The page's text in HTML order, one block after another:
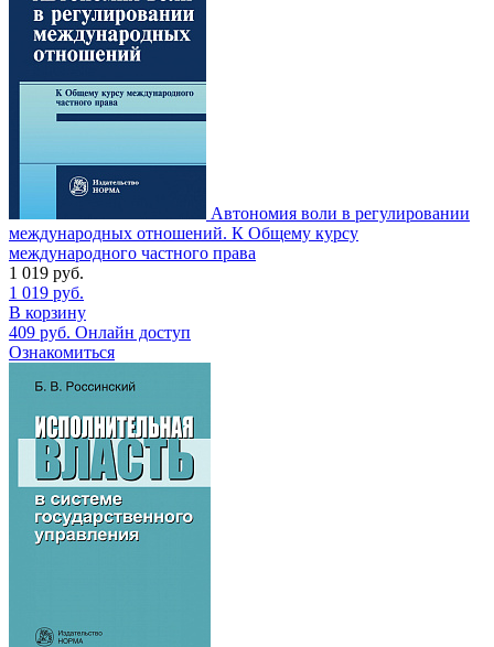
Автономия воли в регулировании
международных отношений. К Общему курсу
международного частного права
1 019 руб.
1 019 руб.
В корзину
409 руб. Онлайн доступ
Ознакомиться